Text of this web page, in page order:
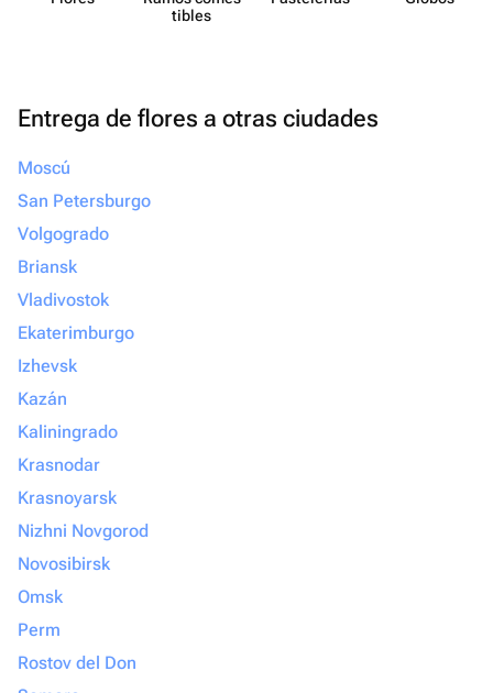
tibles
Entrega de flores a otras ciudades
Moscú
San Petersburgo
Volgogrado
Briansk
Vladivostok
Ekaterimburgo
Izhevsk
Kazán
Kaliningrado
Krasnodar
Krasnoyarsk
Nizhni Novgorod
Novosibirsk
Omsk
Perm
Rostov del Don